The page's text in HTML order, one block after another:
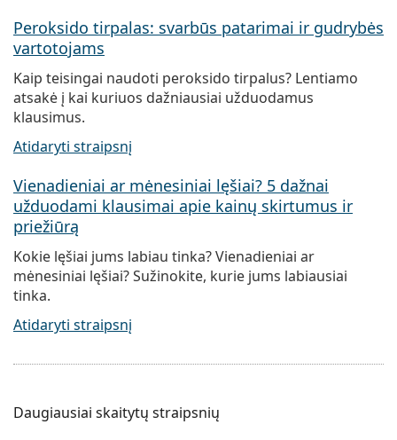
Peroksido tirpalas: svarbūs patarimai ir gudrybės
vartotojams
Kaip teisingai naudoti peroksido tirpalus? Lentiamo
atsakė į kai kuriuos dažniausiai užduodamus
klausimus.
Atidaryti straipsnį
Vienadieniai ar mėnesiniai lęšiai? 5 dažnai
užduodami klausimai apie kainų skirtumus ir
priežiūrą
Kokie lęšiai jums labiau tinka? Vienadieniai ar
mėnesiniai lęšiai? Sužinokite, kurie jums labiausiai
tinka.
Atidaryti straipsnį
Daugiausiai skaitytų straipsnių